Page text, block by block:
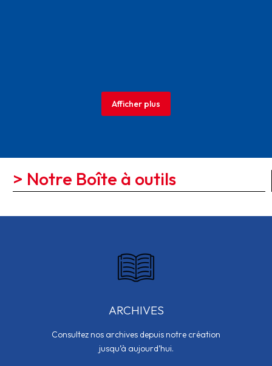
Afficher plus
> Notre Boîte à outils
ARCHIVES
Consultez nos archives depuis notre création
jusqu’à aujourd’hui.